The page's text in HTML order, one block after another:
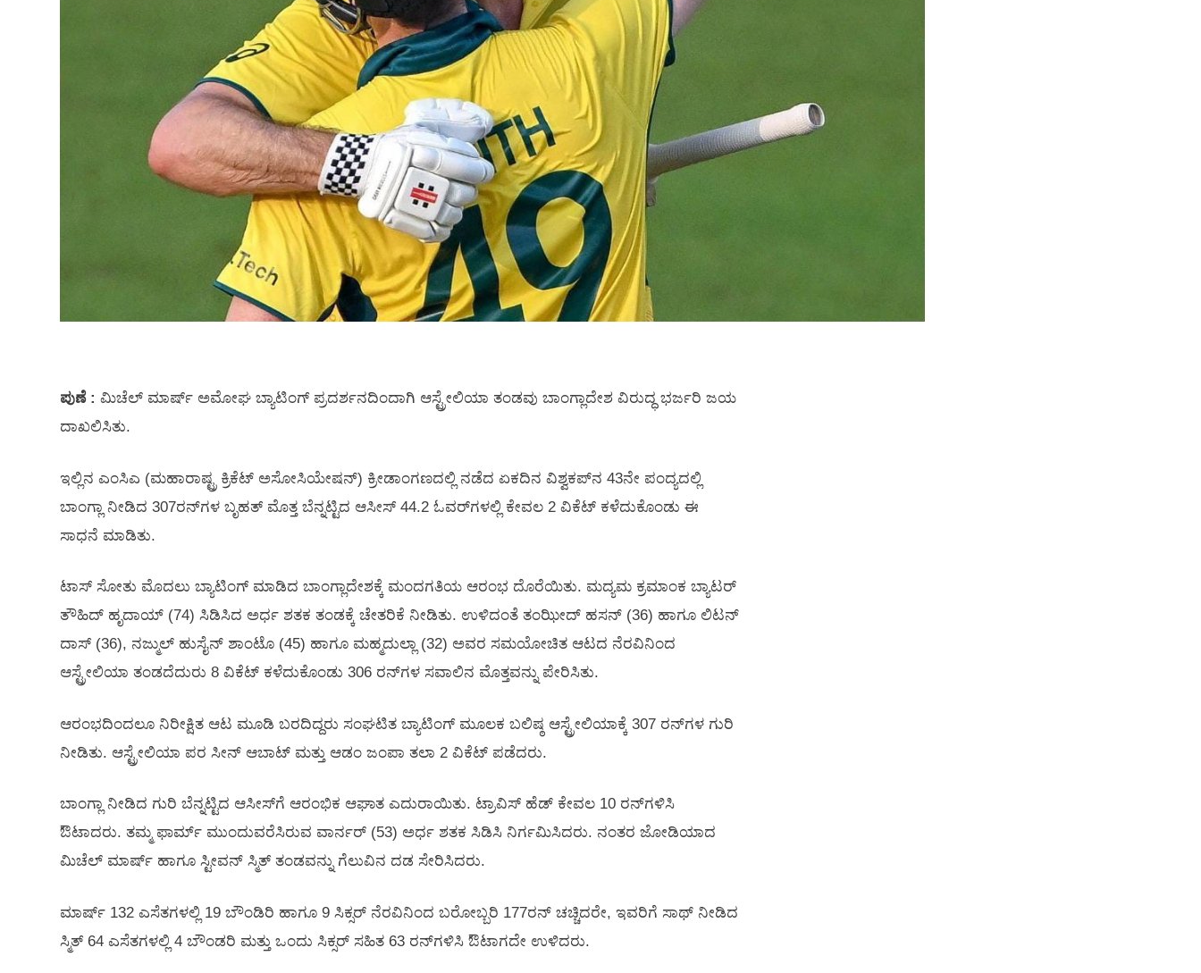
ಪುಣೆ : ಮಿಚೆಲ್‌ ಮಾರ್ಷ್‌ ಅಮೋಘ ಬ್ಯಾಟಿಂಗ್‌ ಪ್ರದರ್ಶನದಿಂದಾಗಿ ಆಸ್ಟ್ರೇಲಿಯಾ ತಂಡವು ಬಾಂಗ್ಲಾದೇಶ ವಿರುದ್ಧ ಭರ್ಜರಿ ಜಯ
ದಾಖಲಿಸಿತು.
ಇಲ್ಲಿನ ಎಂಸಿಎ (ಮಹಾರಾಷ್ಟ್ರ ಕ್ರಿಕೆಟ್‌ ಅಸೋಸಿಯೇಷನ್‌) ಕ್ರೀಡಾಂಗಣದಲ್ಲಿ ನಡೆದ ಏಕದಿನ ವಿಶ್ವಕಪ್‌ನ 43ನೇ ಪಂದ್ಯದಲ್ಲಿ
ಬಾಂಗ್ಲಾ ನೀಡಿದ 307ರನ್‌ಗಳ ಬೃಹತ್‌ ಮೊತ್ತ ಬೆನ್ನಟ್ಟಿದ ಆಸೀಸ್‌ 44.2 ಓವರ್‌ಗಳಲ್ಲಿ ಕೇವಲ 2 ವಿಕೆಟ್‌ ಕಳೆದುಕೊಂಡು ಈ
ಸಾಧನೆ ಮಾಡಿತು.
ಟಾಸ್‌ ಸೋತು ಮೊದಲು ಬ್ಯಾಟಿಂಗ್‌ ಮಾಡಿದ ಬಾಂಗ್ಲಾದೇಶಕ್ಕೆ ಮಂದಗತಿಯ ಆರಂಭ ದೊರೆಯಿತು. ಮದ್ಯಮ ಕ್ರಮಾಂಕ ಬ್ಯಾಟರ್‌
ತೌಹಿದ್ ಹೃದಾಯ್ (74) ಸಿಡಿಸಿದ ಅರ್ಧ ಶತಕ ತಂಡಕ್ಕೆ ಚೇತರಿಕೆ ನೀಡಿತು. ಉಳಿದಂತೆ ತಂಝೀದ್ ಹಸನ್ (36) ಹಾಗೂ ಲಿಟನ್
ದಾಸ್ (36), ನಜ್ಮುಲ್ ಹುಸೈನ್ ಶಾಂಟೊ (45) ಹಾಗೂ ಮಹ್ಮದುಲ್ಲಾ (32) ಅವರ ಸಮಯೋಚಿತ ಆಟದ ನೆರವಿನಿಂದ
ಆಸ್ಟ್ರೇಲಿಯಾ ತಂಡದೆದುರು 8 ವಿಕೆಟ್‌ ಕಳೆದುಕೊಂಡು 306 ರನ್‌ಗಳ ಸವಾಲಿನ ಮೊತ್ತವನ್ನು ಪೇರಿಸಿತು.
ಆರಂಭದಿಂದಲೂ ನಿರೀಕ್ಷಿತ ಆಟ ಮೂಡಿ ಬರದಿದ್ದರು ಸಂಘಟಿತ ಬ್ಯಾಟಿಂಗ್‌ ಮೂಲಕ ಬಲಿಷ್ಠ ಆಸ್ಟ್ರೇಲಿಯಾಕ್ಕೆ 307 ರನ್‌ಗಳ ಗುರಿ
ನೀಡಿತು. ಆಸ್ಟ್ರೇಲಿಯಾ ಪರ ಸೀನ್‌ ಆಬಾಟ್‌ ಮತ್ತು ಆಡಂ ಜಂಪಾ ತಲಾ 2 ವಿಕೆಟ್‌ ಪಡೆದರು.
ಬಾಂಗ್ಲಾ ನೀಡಿದ ಗುರಿ ಬೆನ್ನಟ್ಟಿದ ಆಸೀಸ್‌ಗೆ ಆರಂಭಿಕ ಆಘಾತ ಎದುರಾಯಿತು. ಟ್ರಾವಿಸ್‌ ಹೆಡ್‌ ಕೇವಲ 10 ರನ್‌ಗಳಿಸಿ
ಔಟಾದರು. ತಮ್ಮ ಫಾರ್ಮ್‌ ಮುಂದುವರೆಸಿರುವ ವಾರ್ನರ್‌ (53) ಅರ್ಧ ಶತಕ ಸಿಡಿಸಿ ನಿರ್ಗಮಿಸಿದರು. ನಂತರ ಜೋಡಿಯಾದ
ಮಿಚೆಲ್‌ ಮಾರ್ಷ್‌ ಹಾಗೂ ಸ್ಟೀವನ್‌ ಸ್ಮಿತ್‌ ತಂಡವನ್ನು ಗೆಲುವಿನ ದಡ ಸೇರಿಸಿದರು.
ಮಾರ್ಷ್‌ 132 ಎಸೆತಗಳಲ್ಲಿ 19 ಬೌಂಡಿರಿ ಹಾಗೂ 9 ಸಿಕ್ಸರ್‌ ನೆರವಿನಿಂದ ಬರೋಬ್ಬರಿ 177ರನ್‌ ಚಚ್ಚಿದರೇ, ಇವರಿಗೆ ಸಾಥ್‌ ನೀಡಿದ
ಸ್ಮಿತ್‌ 64 ಎಸೆತಗಳಲ್ಲಿ 4 ಬೌಂಡರಿ ಮತ್ತು ಒಂದು ಸಿಕ್ಸರ್‌ ಸಹಿತ 63 ರನ್‌ಗಳಿಸಿ ಔಟಾಗದೇ ಉಳಿದರು.